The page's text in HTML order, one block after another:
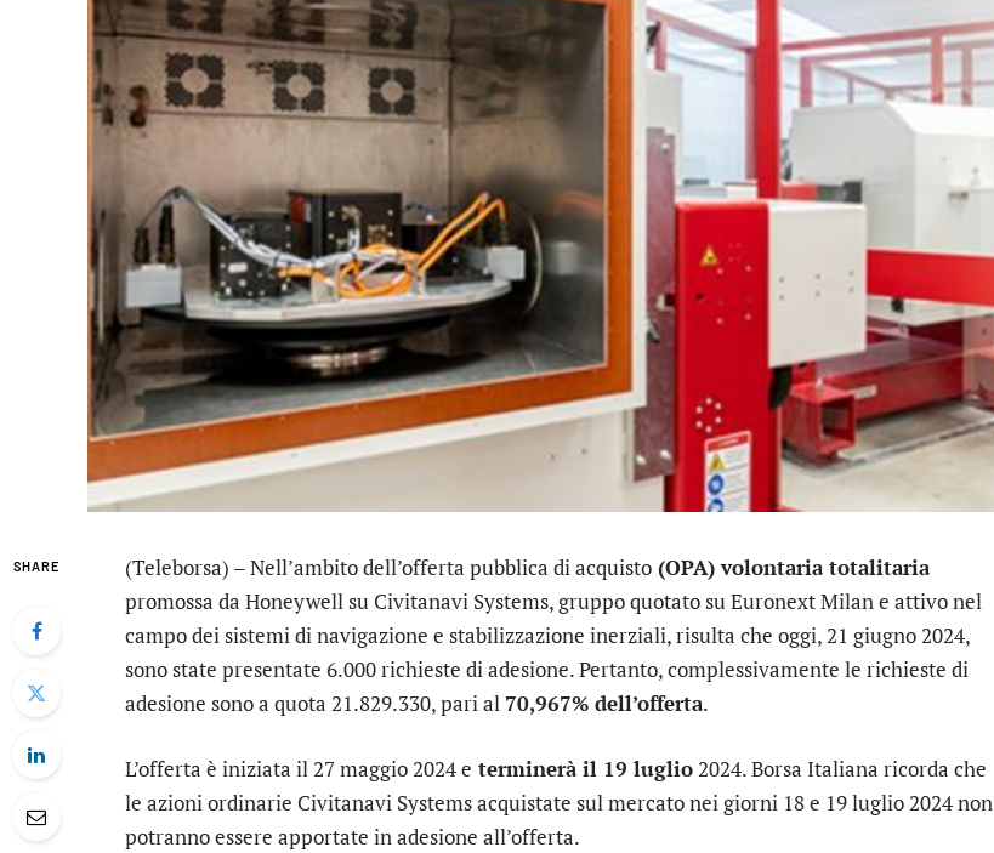
SHARE (Teleborsa) – Nell’ambito dell’offerta pubblica di acquisto (OPA) volontaria totalitaria
promossa da Honeywellsu Civitanavi Systems, gruppo quotato su Euronext Milan e attivo nel
campo dei sistemi di navigazione e stabilizzazione inerziali, risulta che oggi, 21 giugno 2024,
sono state presentate 6.000 richieste di adesione. Pertanto, complessivamente le richieste di
adesione sono a quota 21.829.330, pari al 70,967% dell’offerta.
L’offerta è iniziata il 27 maggio 2024 e terminerà il 19 luglio2024. Borsa Italiana ricorda che
le azioni ordinarie Civitanavi Systems acquistate sul mercato nei giorni 18 e 19 luglio 2024 non
potranno essere apportate in adesione all’offerta.